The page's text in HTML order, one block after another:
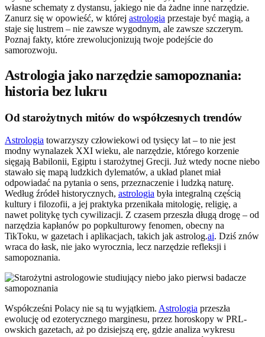
własne schematy z dystansu, jakiego nie da żadne inne narzędzie.
Zanurz się w opowieść, w której astrologia przestaje być magią, a
staje się lustrem – nie zawsze wygodnym, ale zawsze szczerym.
Poznaj fakty, które zrewolucjonizują twoje podejście do
samorozwoju.
Astrologia jako narzędzie samopoznania:
historia bez lukru
Od starożytnych mitów do współczesnych trendów
Astrologia towarzyszy człowiekowi od tysięcy lat – to nie jest
modny wynalazek XXI wieku, ale narzędzie, którego korzenie
sięgają Babilonii, Egiptu i starożytnej Grecji. Już wtedy nocne niebo
stawało się mapą ludzkich dylematów, a układ planet miał
odpowiadać na pytania o sens, przeznaczenie i ludzką naturę.
Według źródeł historycznych, astrologia była integralną częścią
kultury i filozofii, a jej praktyka przenikała mitologię, religię, a
nawet politykę tych cywilizacji. Z czasem przeszła długą drogę – od
narzędzia kapłanów po popkulturowy fenomen, obecny na
TikToku, w gazetach i aplikacjach, takich jak astrolog.ai. Dziś znów
wraca do łask, nie jako wyrocznia, lecz narzędzie refleksji i
samopoznania.
Współcześni Polacy nie są tu wyjątkiem. Astrologia przeszła
ewolucję od ezoterycznego marginesu, przez horoskopy w PRL-
owskich gazetach, aż po dzisiejszą erę, gdzie analiza wykresu